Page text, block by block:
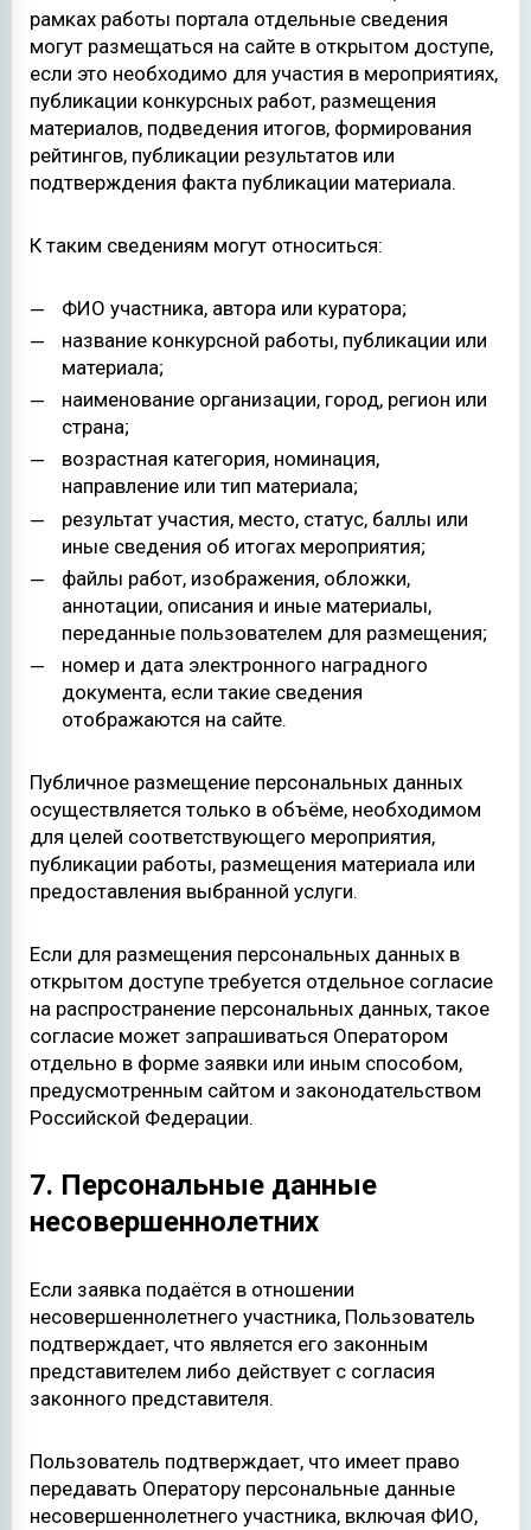
рамках работы портала отдельные сведения
могут размещаться на сайте в открытом доступе,
если это необходимо для участия в мероприятиях,
публикации конкурсных работ, размещения
материалов, подведения итогов, формирования
рейтингов, публикации результатов или
подтверждения факта публикации материала.
К таким сведениям могут относиться:
ФИО участника, автора или куратора;
название конкурсной работы, публикации или
материала;
наименование организации, город, регион или
страна;
возрастная категория, номинация,
направление или тип материала;
результат участия, место, статус, баллы или
иные сведения об итогах мероприятия;
файлы работ, изображения, обложки,
аннотации, описания и иные материалы,
переданные пользователем для размещения;
номер и дата электронного наградного
документа, если такие сведения
отображаются на сайте.
Публичное размещение персональных данных
осуществляется только в объёме, необходимом
для целей соответствующего мероприятия,
публикации работы, размещения материала или
предоставления выбранной услуги.
Если для размещения персональных данных в
открытом доступе требуется отдельное согласие
на распространение персональных данных, такое
согласие может запрашиваться Оператором
отдельно в форме заявки или иным способом,
предусмотренным сайтом и законодательством
Российской Федерации.
7. Персональные данные
несовершеннолетних
Если заявка подаётся в отношении
несовершеннолетнего участника, Пользователь
подтверждает, что является его законным
представителем либо действует с согласия
законного представителя.
Пользователь подтверждает, что имеет право
передавать Оператору персональные данные
несовершеннолетнего участника, включая ФИО,